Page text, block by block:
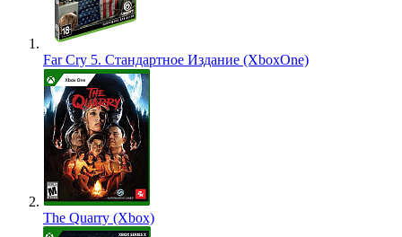
Far Cry 5. Стандартное Издание (XboxOne)
The Quarry (Xbox)